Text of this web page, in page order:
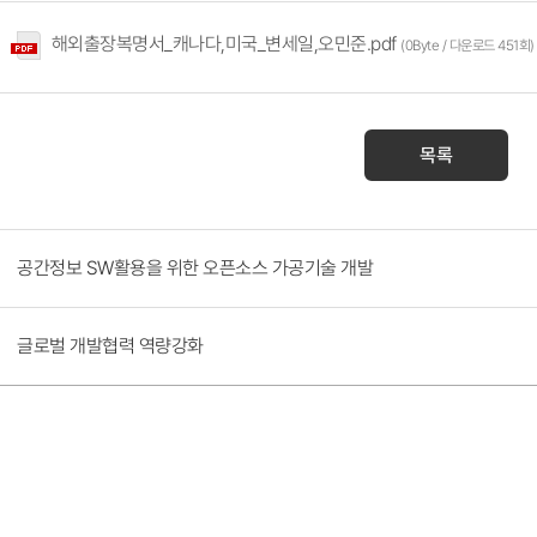
해외출장복명서_캐나다,미국_변세일,오민준.pdf (0Byte / 다운로드 451회)
목록
공간정보 SW활용을 위한 오픈소스 가공기술 개발
글로벌 개발협력 역량강화